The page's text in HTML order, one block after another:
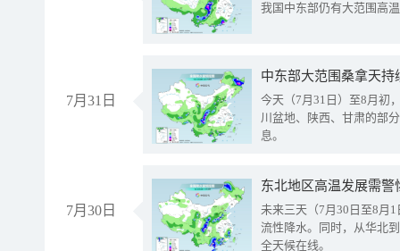
我国中东部仍有大范围高
7月31日
中东部大范围桑拿天
今天（7月31日）至8月初
川盆地、陕西、甘肃的部
息。
7月30日
东北地区高温发展需
未来三天（7月30日至8月
流性降水。同时，从华北
全天候在线。